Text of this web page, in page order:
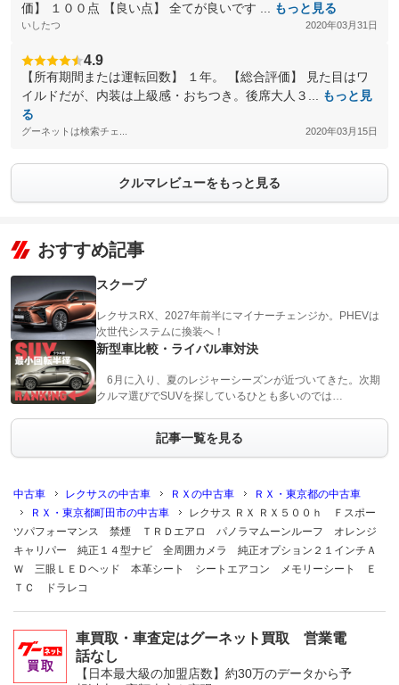
価】 １００点 【良い点】 全てが良いです ...
もっと見る
いしたつ 2020年03月31日
4.9
【所有期間または運転回数】 １年。 【総合評価】 見た目はワ
イルドだが、内装は上級感・おちつき。後席大人３...
もっと見
る
グーネットは検索チェ... 2020年03月15日
クルマレビューをもっと見る
おすすめ記事
スクープ
レクサスRX、2027年前半にマイナーチェンジか。PHEVは
次世代システムに換装へ！
新型車比較・ライバル車対決
6月に入り、夏のレジャーシーズンが近づいてきた。次期
クルマ選びでSUVを探しているひとも多いのでは…
記事一覧を見る
中古車 レクサスの中古車 ＲＸの中古車
ＲＸ・東京都の中古車
ＲＸ・東京都町田市の中古車
レクサス ＲＸ ＲＸ５００ｈ Ｆスポー
ツパフォーマンス 禁煙 ＴＲＤエアロ パノラマムーンルーフ オレンジ
キャリパー 純正１４型ナビ 全周囲カメラ 純正オプション２１インチＡ
Ｗ 三眼ＬＥＤヘッド 本革シート シートエアコン メモリーシート Ｅ
ＴＣ ドラレコ
車買取・車査定はグーネット買取 営業電
話なし
【日本最大級の加盟店数】約30万のデータから予